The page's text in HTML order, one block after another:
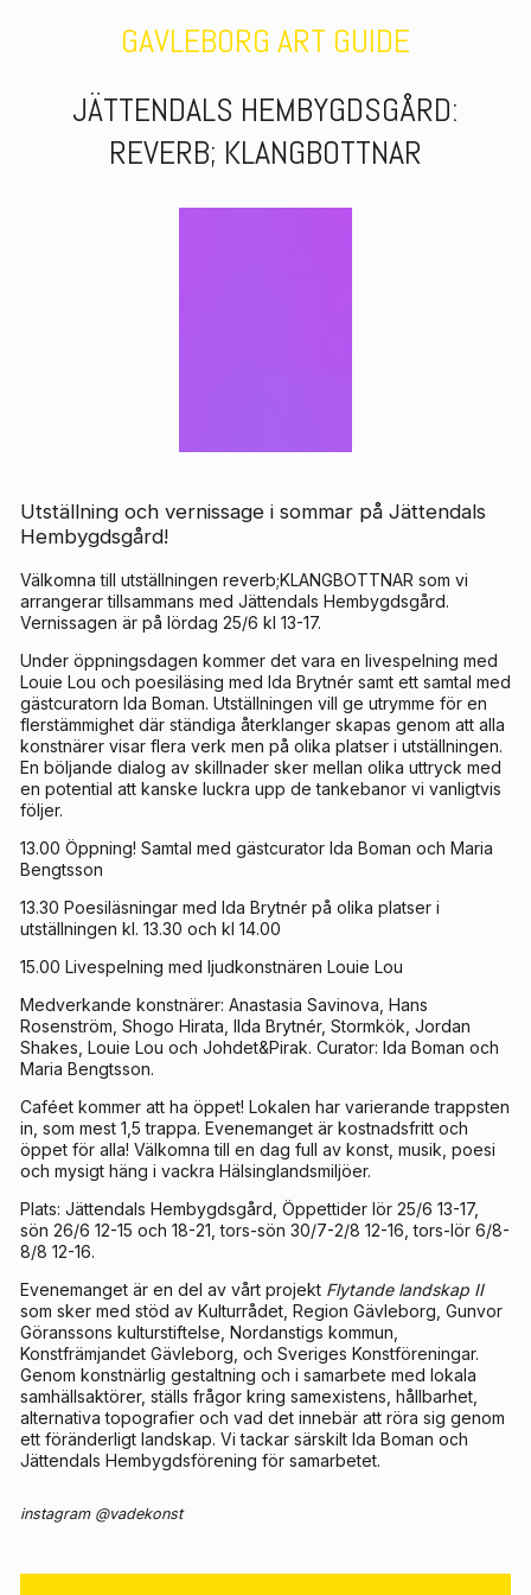
GAVLEBORG ART GUIDE
JÄTTENDALS HEMBYGDSGÅRD:
REVERB; KLANGBOTTNAR
Utställning och vernissage i sommar på Jättendals
Hembygdsgård!
Välkomna till utställningen reverb;KLANGBOTTNAR som vi
arrangerar tillsammans med Jättendals Hembygdsgård.
Vernissagen är på lördag 25/6 kl 13-17.
Under öppningsdagen kommer det vara en livespelning med
Louie Lou och poesiläsing med Ida Brytnér samt ett samtal med
gästcuratorn Ida Boman. Utställningen vill ge utrymme för en
flerstämmighet där ständiga återklanger skapas genom att alla
konstnärer visar flera verk men på olika platser i utställningen.
En böljande dialog av skillnader sker mellan olika uttryck med
en potential att kanske luckra upp de tankebanor vi vanligtvis
följer.
13.00 Öppning! Samtal med gästcurator Ida Boman och Maria
Bengtsson
13.30 Poesiläsningar med Ida Brytnér på olika platser i
utställningen kl. 13.30 och kl 14.00
15.00 Livespelning med ljudkonstnären Louie Lou
Medverkande konstnärer: Anastasia Savinova, Hans
Rosenström, Shogo Hirata, IIda Brytnér, Stormkök, Jordan
Shakes, Louie Lou och Johdet&Pirak. Curator: Ida Boman och
Maria Bengtsson.
Caféet kommer att ha öppet! Lokalen har varierande trappsten
in, som mest 1,5 trappa. Evenemanget är kostnadsfritt och
öppet för alla! Välkomna till en dag full av konst, musik, poesi
och mysigt häng i vackra Hälsinglandsmiljöer.
Plats: Jättendals Hembygdsgård, Öppettider lör 25/6 13-17,
sön 26/6 12-15 och 18-21, tors-sön 30/7-2/8 12-16, tors-lör 6/8-
8/8 12-16.
Evenemanget är en del av vårt projekt Flytande landskap II
som sker med stöd av Kulturrådet, Region Gävleborg, Gunvor
Göranssons kulturstiftelse, Nordanstigs kommun,
Konstfrämjandet Gävleborg, och Sveriges Konstföreningar.
Genom konstnärlig gestaltning och i samarbete med lokala
samhällsaktörer, ställs frågor kring samexistens, hållbarhet,
alternativa topografier och vad det innebär att röra sig genom
ett föränderligt landskap. Vi tackar särskilt Ida Boman och
Jättendals Hembygdsförening för samarbetet.
instagram @vadekonst